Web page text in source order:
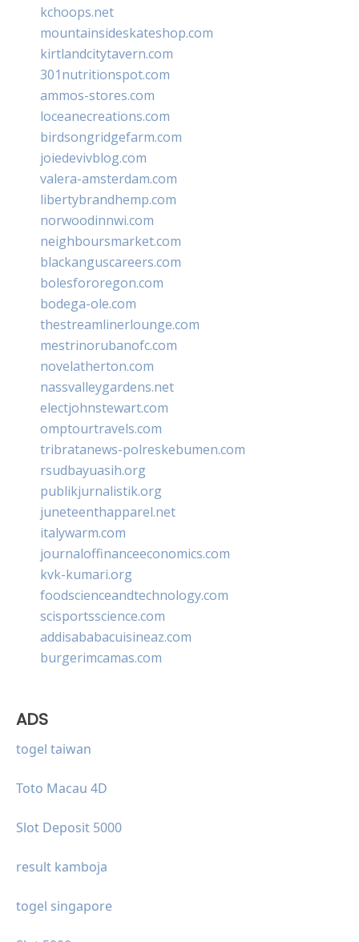
kchoops.net
mountainsideskateshop.com
kirtlandcitytavern.com
301nutritionspot.com
ammos-stores.com
loceanecreations.com
birdsongridgefarm.com
joiedevivblog.com
valera-amsterdam.com
libertybrandhemp.com
norwoodinnwi.com
neighboursmarket.com
blackanguscareers.com
bolesfororegon.com
bodega-ole.com
thestreamlinerlounge.com
mestrinorubanofc.com
novelatherton.com
nassvalleygardens.net
electjohnstewart.com
omptourtravels.com
tribratanews-polreskebumen.com
rsudbayuasih.org
publikjurnalistik.org
juneteenthapparel.net
italywarm.com
journaloffinanceeconomics.com
kvk-kumari.org
foodscienceandtechnology.com
scisportsscience.com
addisababacuisineaz.com
burgerimcamas.com
ADS
togel taiwan
Toto Macau 4D
Slot Deposit 5000
result kamboja
togel singapore